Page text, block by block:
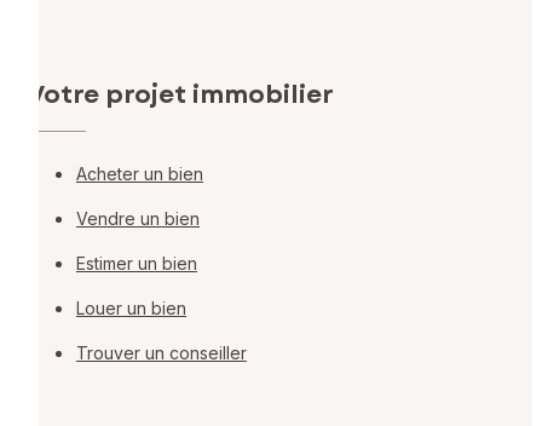
Votre projet immobilier
Acheter un bien
Vendre un bien
Estimer un bien
Louer un bien
Trouver un conseiller